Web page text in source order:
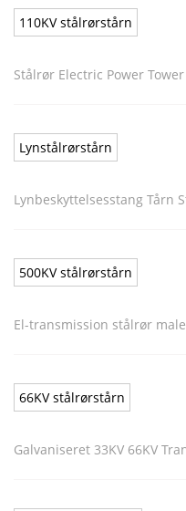
110KV stålrørstårn
Stålrør Electric Power
Lynstålrørstårn
Lynbeskyttelsesstang Tårn
500KV stålrørstårn
El-transmission stålrør
66KV stålrørstårn
Galvaniseret 33KV 66KV